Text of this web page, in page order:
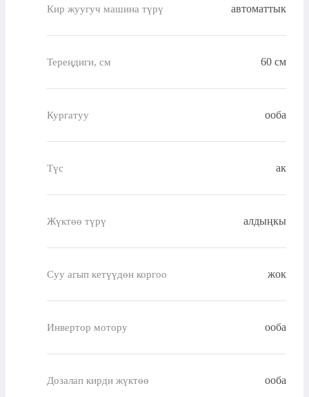
Кир жуугуч машина түрү автоматтык
Тереңдиги, см 60 см
Кургатуу ооба
Түс ак
Жүктөө түрү алдыңкы
Суу агып кетүүдөн коргоо жок
Инвертор мотору ооба
Дозалап кирди жүктөө ооба